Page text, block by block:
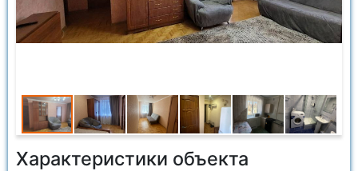
Характеристики объекта